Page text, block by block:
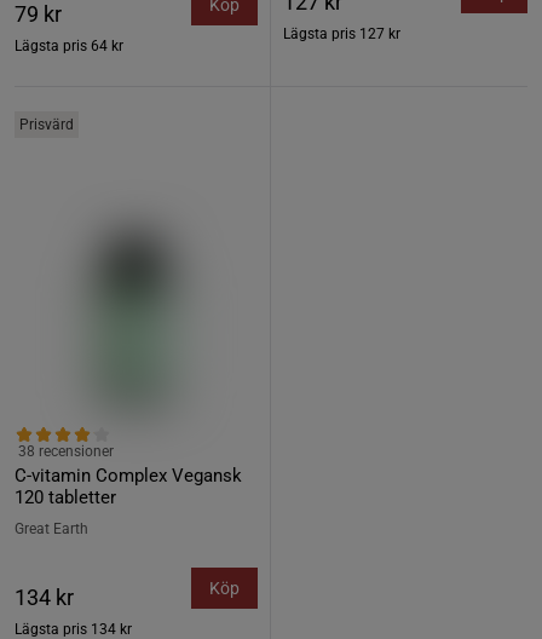
79 kr
Lägsta pris 64 kr
Köp
Lägsta pris 127 kr
Prisvärd
C-vitamin Complex Vegansk
120 tabletter
38 recensioner
Great Earth
134 kr
Lägsta pris 134 kr
Köp